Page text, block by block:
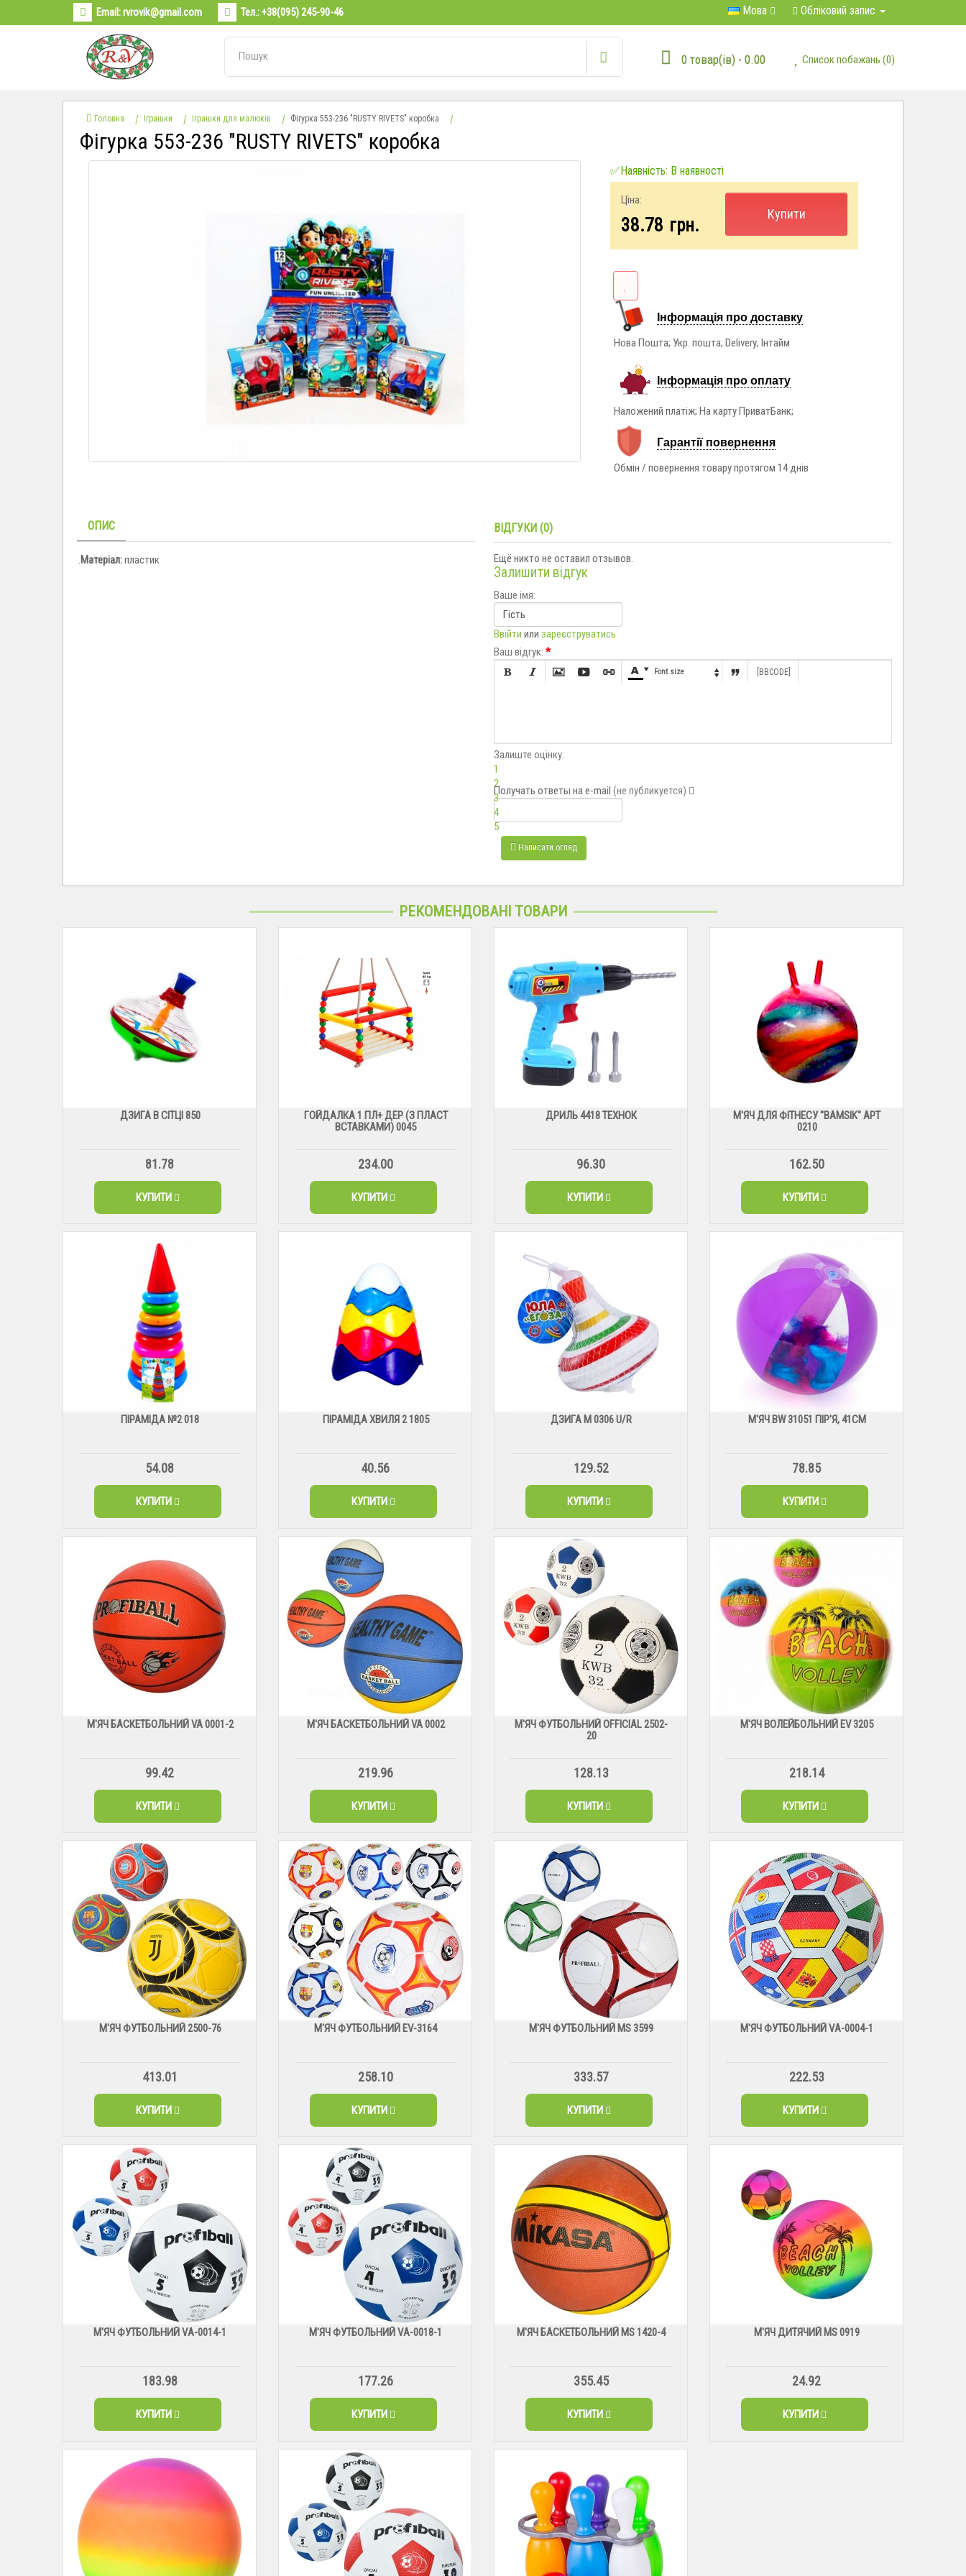
Email:rvrovik@gmail.com Тел.:+38(095) 245-90-46 Мова Обліковий запис
0 товар(ів) - 0.00 Список побажань (0)
Головна Іграшки Іграшки для малюків Фігурка 553-236 "RUSTY RIVETS" коробка
Фігурка 553-236 "RUSTY RIVETS" коробка
✅Наявність: В наявності
Ціна:
38.78 грн.
Купити
Інформація про доставку
Нова Пошта; Укр. пошта; Delivery; Інтайм
Інформація про оплату
Наложений платіж; На карту ПриватБанк;
Гарантії повернення
Обмін / повернення товару протягом 14 днів
ОПИС
.Матеріал:пластик
ВІДГУКИ (0)
Ещё никто не оставил отзывов.
Залишити відгук
Ваше імя:
Ввійти или зареєструватись
Ваш відгук: *

      Font size   [BBCODE]
Залиште оцінку:
1
2
3
4
5
Получать ответы на e-mail (не публикуется)
Написати огляд
РЕКОМЕНДОВАНІ ТОВАРИ
ДЗИГА В СІТЦІ 850
81.78
КУПИТИ
ГОЙДАЛКА 1 ПЛ+ ДЕР (З ПЛАСТ
ВСТАВКАМИ) 0045
234.00
КУПИТИ
ДРИЛЬ 4418 ТЕХНОК
96.30
КУПИТИ
М'ЯЧ ДЛЯ ФІТНЕСУ "BAMSIK" АРТ
0210
162.50
КУПИТИ
ПІРАМІДА №2 018
54.08
КУПИТИ
ПІРАМІДА ХВИЛЯ 2 1805
40.56
КУПИТИ
ДЗИГА М 0306 U/R
129.52
КУПИТИ
М'ЯЧ BW 31051 ПІР'Я, 41СМ
78.85
КУПИТИ
М'ЯЧ БАСКЕТБОЛЬНИЙ VA 0001-2
99.42
КУПИТИ
М'ЯЧ БАСКЕТБОЛЬНИЙ VA 0002
219.96
КУПИТИ
М'ЯЧ ФУТБОЛЬНИЙ OFFICIAL 2502-
20
128.13
КУПИТИ
М'ЯЧ ВОЛЕЙБОЛЬНИЙ EV 3205
218.14
КУПИТИ
М'ЯЧ ФУТБОЛЬНИЙ 2500-76
413.01
КУПИТИ
М'ЯЧ ФУТБОЛЬНИЙ EV-3164
258.10
КУПИТИ
М'ЯЧ ФУТБОЛЬНИЙ MS 3599
333.57
КУПИТИ
М'ЯЧ ФУТБОЛЬНИЙ VА-0004-1
222.53
КУПИТИ
М'ЯЧ ФУТБОЛЬНИЙ VА-0014-1
183.98
КУПИТИ
М'ЯЧ ФУТБОЛЬНИЙ VА-0018-1
177.26
КУПИТИ
М'ЯЧ БАСКЕТБОЛЬНИЙ МS 1420-4
355.45
КУПИТИ
М'ЯЧ ДИТЯЧИЙ МS 0919
24.92
КУПИТИ